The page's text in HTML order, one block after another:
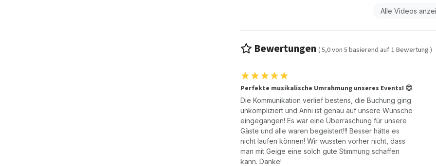
Alle Videos
Bewertungen(5,0von5basierend auf1Bewertung )
Perfekte musikalische Umrahmung unseres Events! 😍
Die Kommunikation verlief bestens, die Buchung ging
unkompliziert und Anni ist genau auf unsere Wünsche
eingegangen! Es war eine Überraschung für unsere
Gäste und alle waren begeistert!!! Besser hätte es
nicht laufen können! Wir wussten vorher nicht, dass
man mit Geige eine solch gute Stimmung schaffen
kann. Danke!